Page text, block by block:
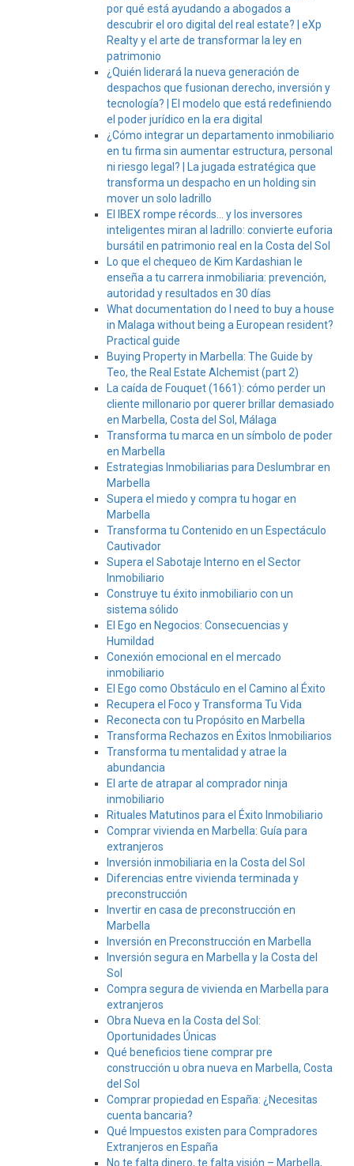
por qué está ayudando a abogados a
descubrir el oro digital del real estate? | eXp
Realty y el arte de transformar la ley en
patrimonio
¿Quién liderará la nueva generación de
despachos que fusionan derecho, inversión y
tecnología? | El modelo que está redefiniendo
el poder jurídico en la era digital
¿Cómo integrar un departamento inmobiliario
en tu firma sin aumentar estructura, personal
ni riesgo legal? | La jugada estratégica que
transforma un despacho en un holding sin
mover un solo ladrillo
El IBEX rompe récords… y los inversores
inteligentes miran al ladrillo: convierte euforia
bursátil en patrimonio real en la Costa del Sol
Lo que el chequeo de Kim Kardashian le
enseña a tu carrera inmobiliaria: prevención,
autoridad y resultados en 30 días
What documentation do I need to buy a house
in Malaga without being a European resident?
Practical guide
Buying Property in Marbella: The Guide by
Teo, the Real Estate Alchemist (part 2)
La caída de Fouquet (1661): cómo perder un
cliente millonario por querer brillar demasiado
en Marbella, Costa del Sol, Málaga
Transforma tu marca en un símbolo de poder
en Marbella
Estrategias Inmobiliarias para Deslumbrar en
Marbella
Supera el miedo y compra tu hogar en
Marbella
Transforma tu Contenido en un Espectáculo
Cautivador
Supera el Sabotaje Interno en el Sector
Inmobiliario
Construye tu éxito inmobiliario con un
sistema sólido
El Ego en Negocios: Consecuencias y
Humildad
Conexión emocional en el mercado
inmobiliario
El Ego como Obstáculo en el Camino al Éxito
Recupera el Foco y Transforma Tu Vida
Reconecta con tu Propósito en Marbella
Transforma Rechazos en Éxitos Inmobiliarios
Transforma tu mentalidad y atrae la
abundancia
El arte de atrapar al comprador ninja
inmobiliario
Rituales Matutinos para el Éxito Inmobiliario
Comprar vivienda en Marbella: Guía para
extranjeros
Inversión inmobiliaria en la Costa del Sol
Diferencias entre vivienda terminada y
preconstrucción
Invertir en casa de preconstrucción en
Marbella
Inversión en Preconstrucción en Marbella
Inversión segura en Marbella y la Costa del
Sol
Compra segura de vivienda en Marbella para
extranjeros
Obra Nueva en la Costa del Sol:
Oportunidades Únicas
Qué beneficios tiene comprar pre
construcción u obra nueva en Marbella, Costa
del Sol
Comprar propiedad en España: ¿Necesitas
cuenta bancaria?
Qué Impuestos existen para Compradores
Extranjeros en España
No te falta dinero, te falta visión – Marbella,